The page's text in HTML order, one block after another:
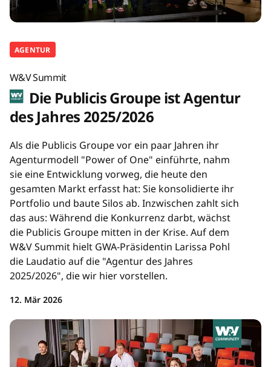
AGENTUR
W&V Summit
Die Publicis Groupe ist Agentur
des Jahres 2025/2026
Als die Publicis Groupe vor ein paar Jahren ihr
Agenturmodell "Power of One" einführte, nahm
sie eine Entwicklung vorweg, die heute den
gesamten Markt erfasst hat: Sie konsolidierte ihr
Portfolio und baute Silos ab. Inzwischen zahlt sich
das aus: Während die Konkurrenz darbt, wächst
die Publicis Groupe mitten in der Krise. Auf dem
W&V Summit hielt GWA-Präsidentin Larissa Pohl
die Laudatio auf die "Agentur des Jahres
2025/2026", die wir hier vorstellen.
12. Mär 2026